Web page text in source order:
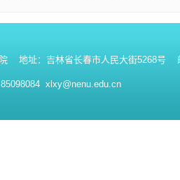
地址：吉林省长春市人民大街5268号
xlxy@nenu.edu.cn